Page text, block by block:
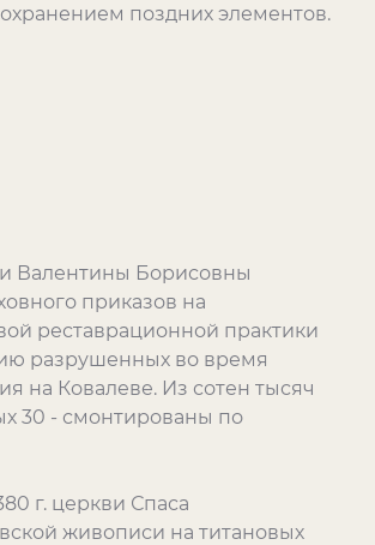
поздних элементов.
Валентины Борисовны
приказов на
реставрационной практики
разрушенных во время
на Ковалеве. Из сотен тысяч
30 - смонтированы по
г. церкви Спаса
живописи на титановых